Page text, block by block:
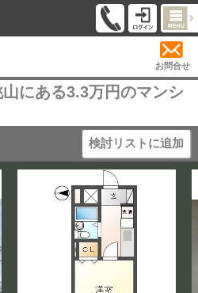
お問合せ
にある3.3万円のマンシ
検討リストに追加